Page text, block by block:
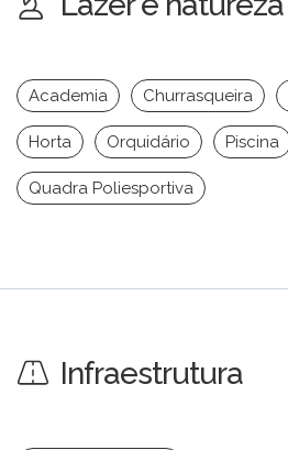
Academia Churrasqueira
Horta Orquidário Piscina
Quadra Poliesportiva
Infraestrutura